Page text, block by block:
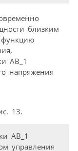
близким
АВ_1
напряжения
13.